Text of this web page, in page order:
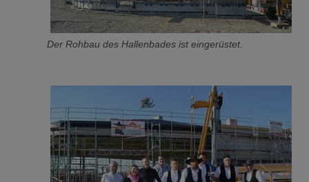
Der Rohbau des Hallenbades ist eingerüstet.